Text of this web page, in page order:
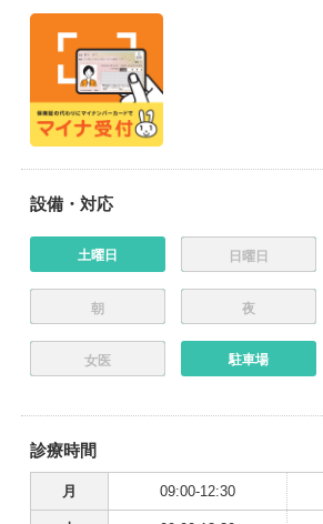
設備・対応
土曜日 日曜日
朝 夜
女医 駐車場
診療時間
月 09:00-12:30